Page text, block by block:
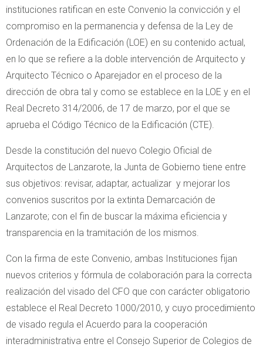
instituciones ratifican en este Convenio la convicción y el
compromiso en la permanencia y defensa de la Ley de
Ordenación de la Edificación (LOE) en su contenido actual,
en lo que se refiere a la doble intervención de Arquitecto y
Arquitecto Técnico o Aparejador en el proceso de la
dirección de obra tal y como se establece en la LOE y en el
Real Decreto 314/2006, de 17 de marzo, por el que se
aprueba el Código Técnico de la Edificación (CTE).
Desde la constitución del nuevo Colegio Oficial de
Arquitectos de Lanzarote, la Junta de Gobierno tiene entre
sus objetivos: revisar, adaptar, actualizar y mejorar los
convenios suscritos por la extinta Demarcación de
Lanzarote; con el fin de buscar la máxima eficiencia y
transparencia en la tramitación de los mismos.
Con la firma de este Convenio, ambas Instituciones fijan
nuevos criterios y fórmula de colaboración para la correcta
realización del visado del CFO que con carácter obligatorio
establece el Real Decreto 1000/2010, y cuyo procedimiento
de visado regula el Acuerdo para la cooperación
interadministrativa entre el Consejo Superior de Colegios de